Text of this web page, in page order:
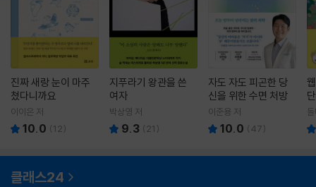
진짜 새랑 눈이 마주
쳤다니까요
이이은 저
10.0 (12)
지푸라기 왕관을 쓴
여자
박상영 저
9.3 ( 21 )
자도 자도 피곤한 당
신을 위한 수면 처방
이준용 저
10.0 (47)
클래스24